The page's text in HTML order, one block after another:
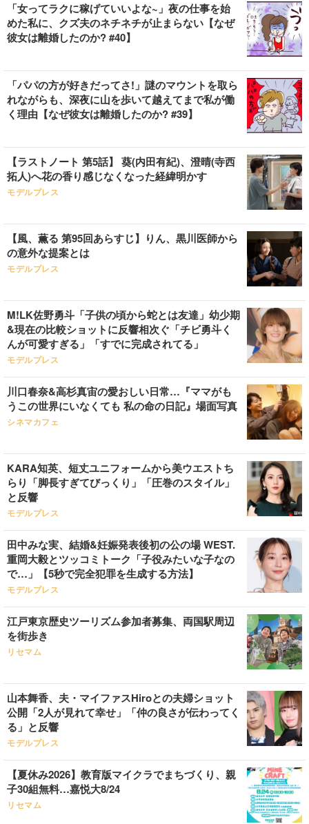
「女ってラクに稼げていいよな~」夜の仕事を始
めた私に、クズ夫のネチネチが止まらない【なぜ
彼女は離婚したのか? #40】
「パパの方が好きだってさ!」謎のマウントを取ら
れながらも、深夜に山を歩いて越えてまで私が働
く理由【なぜ彼女は離婚したのか? #39】
【ラストノート 第5話】 葵(内田有紀)、澄晴(寺西
拓人)へ花の香り感じなくなった経緯明かす
モデルプレス
【風、薫る 第95回あらすじ】りん、黒川医師から
の意外な提案とは
モデルプレス
M!LK佐野勇斗「子供の頃から蛇とは友達」幼少期
&現在の比較ショットに反響相次ぐ「チビ勇斗く
んが可愛すぎる」「すでに完成されてる」
モデルプレス
川口春奈&高杉真宙の愛おしい日常…『ママがも
うこの世界にいなくても 私の命の日記』場面写真
シネマカフェ
KARA知英、短丈ユニフォームから美ウエストち
らり「脚長すぎてびっくり」「圧巻のスタイル」
と反響
モデルプレス
田中みな実、結婚&妊娠発表後初の公の場 WEST.
重岡大毅とツッコミトーク「子役みたいな子なの
で…」【5秒で完全犯罪を生成する方法】
モデルプレス
江戸東京歴史ツーリズム参加者募集、両国駅周辺
を街歩き
リセマム
山本舞香、夫・マイファスHiroとの夫婦ショット
公開「2人が見れて幸せ」「仲の良さが伝わってく
る」と反響
モデルプレス
【夏休み2026】教育版マイクラでまちづくり、親
子30組無料…嘉悦大8/24
リセマム